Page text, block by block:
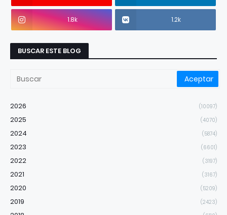
1.8k 1.2k
BUSCAR ESTE BLOG
2026 (10097)
2025 (4070)
2024 (5874)
2023 (6601)
2022 (3197)
2021 (3167)
2020 (5209)
2019 (2423)